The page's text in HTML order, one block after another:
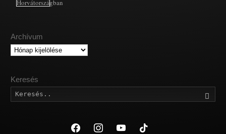
Archívum
Archívum
Keresés
facebook instagram youtube tiktok